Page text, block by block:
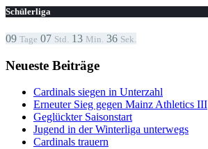
Schülerliga
09 Tage 07 Std. 13 Min. 36 Sek.
Neueste Beiträge
Cardinals siegen in Unterzahl
Erneuter Sieg gegen Mainz Athletics III
Geglückter Saisonstart
Jugend in der Winterliga unterwegs
Cardinals trauern